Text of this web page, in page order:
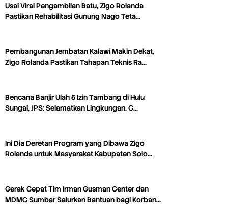
Usai Viral Pengambilan Batu, Zigo Rolanda
Pastikan Rehabilitasi Gunung Nago Teta…
Pembangunan Jembatan Kalawi Makin Dekat,
Zigo Rolanda Pastikan Tahapan Teknis Ra…
Bencana Banjir Ulah 5 Izin Tambang di Hulu
Sungai, JPS: Selamatkan Lingkungan, C…
Ini Dia Deretan Program yang Dibawa Zigo
Rolanda untuk Masyarakat Kabupaten Solo…
Gerak Cepat Tim Irman Gusman Center dan
MDMC Sumbar Salurkan Bantuan bagi Korban…